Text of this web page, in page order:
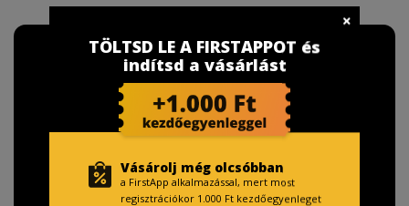
TÖLTSD LE A FIRSTAPPOT és
indítsd a vásárlást
Vásárolj még olcsóbban
a FirstApp alkalmazással, mert most
regisztrációkor 1.000 Ft kezdőegyenleget